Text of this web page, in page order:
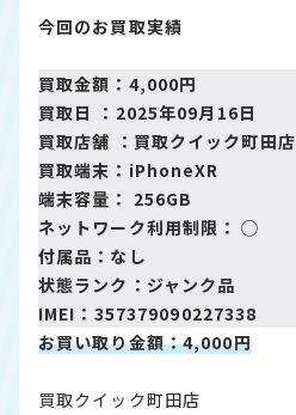
今回のお買取実績
買取金額：4,000円
買取日 ：2025年09月16日
買取店舗 ： 買取クイック町田店
買取端末：iPhoneXR
端末容量： 256GB
ネットワーク利用制限： ◯
付属品：なし
状態ランク：ジャンク品
IMEI：357379090227338
お買い取り金額：4,000円
買取クイック町田店